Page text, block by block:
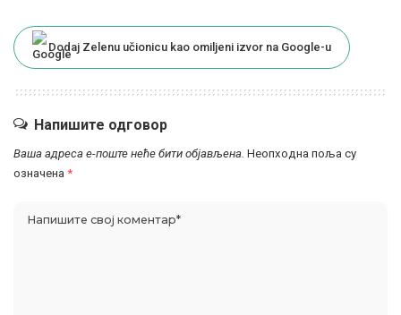
Dodaj Zelenu učionicu kao omiljeni izvor na Google-u
Напишите одговор
Ваша адреса е-поште неће бити објављена. Неопходна поља су
означена *